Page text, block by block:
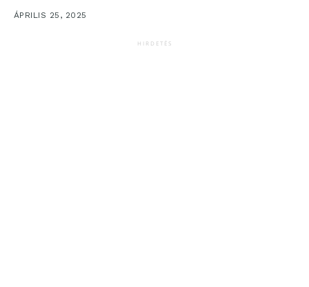
Vienne...
ÁPRILIS 25, 2025
HIRDETÉS